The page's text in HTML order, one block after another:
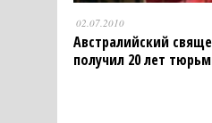
02.07.2010
Австралийский
получил 20 лет